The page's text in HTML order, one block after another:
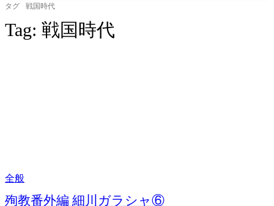
タグ 戦国時代
Tag: 戦国時代
全般
殉教番外編 細川ガラシャ⑥